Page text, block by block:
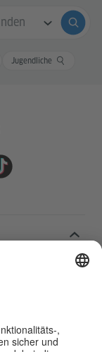
Jugendliche